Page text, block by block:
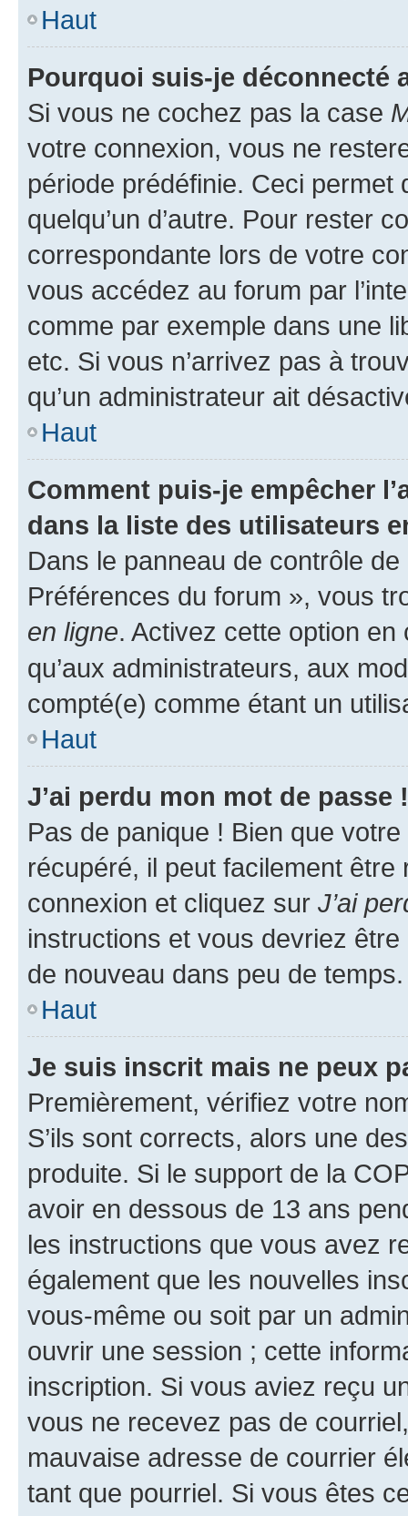
Haut
Pourquoi suis-je déconnecté
Si vous ne cochez pas la case
votre connexion, vous ne
période prédéfinie. Ceci permet
quelqu’un d’autre. Pour rester
correspondante lors de votre
vous accédez au forum par
comme par exemple dans une
etc. Si vous n’arrivez pas à
qu’un administrateur ait
Haut
Comment puis-je empêcher
dans la liste des utilisateurs
Dans le panneau de contrôle
Préférences du forum », vous
en ligne. Activez cette option
qu’aux administrateurs, aux
compté(e) comme étant un
Haut
J’ai perdu mon mot de passe !
Pas de panique ! Bien que
récupéré, il peut facilement
connexion et cliquez sur J’ai
instructions et vous devriez
de nouveau dans peu de temps.
Haut
Je suis inscrit mais ne peux
Premièrement, vérifiez votre
S’ils sont corrects, alors une
produite. Si le support de la
avoir en dessous de 13 ans
les instructions que vous avez
également que les nouvelles
vous-même ou soit par un
ouvrir une session ; cette
inscription. Si vous aviez reçu
vous ne recevez pas de
mauvaise adresse de courrier
tant que pourriel. Si vous êtes